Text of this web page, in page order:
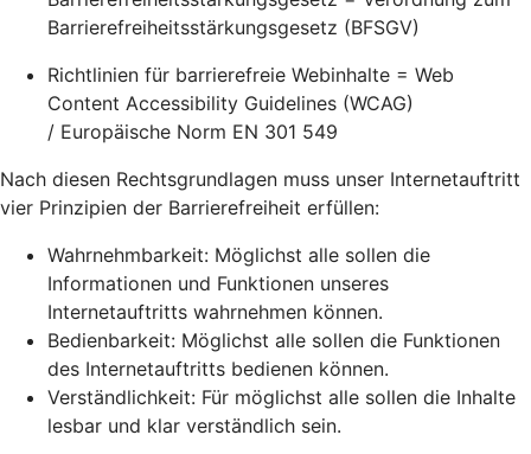
Barrierefreiheitsstärkungsgesetz (BFSGV)
Richtlinien für barrierefreie Webinhalte = Web
Content Accessibility Guidelines (WCAG)
/ Europäische Norm EN 301 549
Nach diesen Rechtsgrundlagen muss unser Internetauftritt
vier Prinzipien der Barrierefreiheit erfüllen:
Wahrnehmbarkeit: Möglichst alle sollen die
Informationen und Funktionen unseres
Internetauftritts wahrnehmen können.
Bedienbarkeit: Möglichst alle sollen die Funktionen
des Internetauftritts bedienen können.
Verständlichkeit: Für möglichst alle sollen die Inhalte
lesbar und klar verständlich sein.